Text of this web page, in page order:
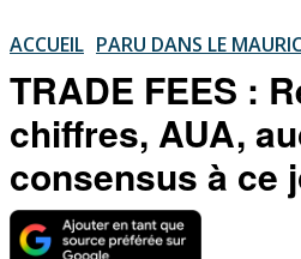
ACCUEIL PARU DANS LE
TRADE FEES :
chiffres, AUA,
consensus à ce